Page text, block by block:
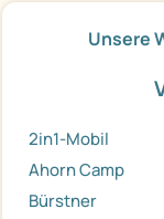
Unsere
2in1-Mobil
Ahorn Camp
Bürstner